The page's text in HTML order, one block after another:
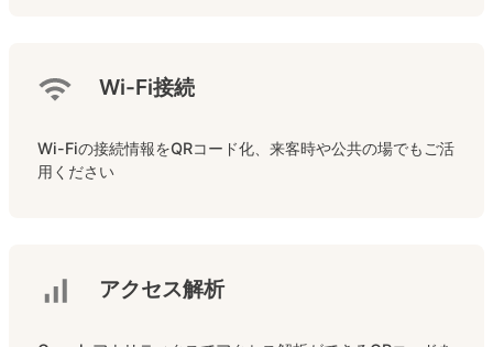
Wi-Fi接続
Wi-Fiの接続情報をQRコード化、来客時や公共の場でもご活
用ください
アクセス解析